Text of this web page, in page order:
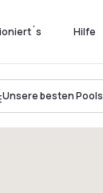
Hilfe
Unsere besten Pools